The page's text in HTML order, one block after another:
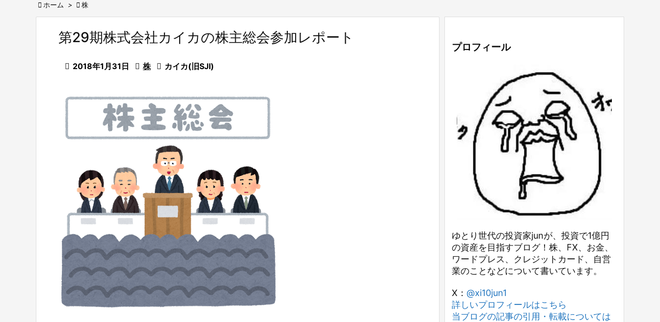
 ホーム >  株
第29期株式会社カイカの株主総会参加レポート
 2018年1月31日  株  カイカ(旧SJI)
プロフィール
ゆとり世代の投資家junが、投資で1億円
の資産を目指すブログ！株、FX、お金、
ワードプレス、クレジットカード、自営
業のことなどについて書いています。
X： @xi10jun1
詳しいプロフィールはこちら
当ブログの記事の引用・転載については